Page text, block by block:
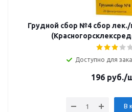
Грудной сбор №4 сбор
Доступно для
196руб./
В